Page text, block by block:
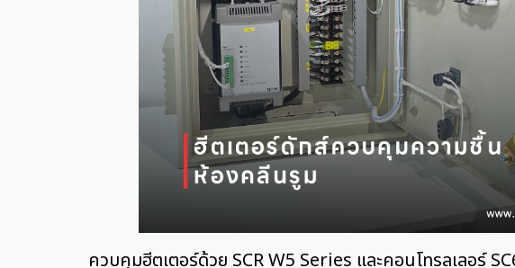
ควบคุมฮีตเตอร์ด้วย SCR W5 Series และคอนโทรลเลอร์